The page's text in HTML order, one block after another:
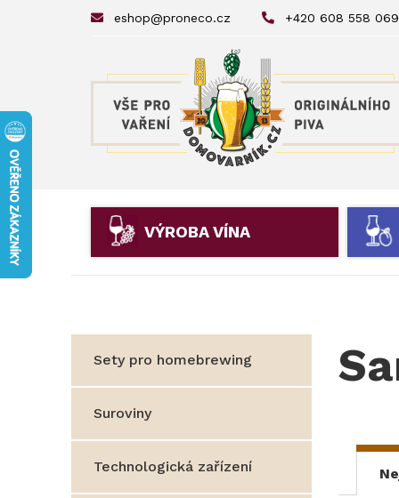
eshop@proneco.cz +420 608 558 069
VÝROBA VÍNA
Sety pro homebrewing
Suroviny
Technologická zařízení